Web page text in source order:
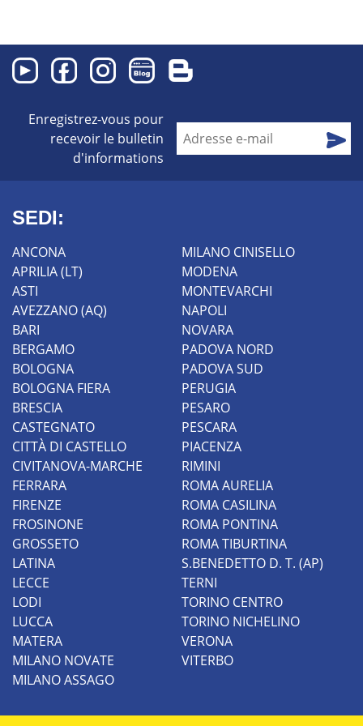
etc. Profitez des réductions sur la location
longue durée, vous pouvez utiliser nos
véhicules à des prix imbattables
Enregistrez-vous pour
recevoir le bulletin
d'informations
SEDI:
ANCONA
APRILIA (LT)
ASTI
AVEZZANO (AQ)
BARI
BERGAMO
BOLOGNA
BOLOGNA FIERA
BRESCIA
CASTEGNATO
CITTÀ DI CASTELLO
CIVITANOVA-MARCHE
FERRARA
FIRENZE
FROSINONE
GROSSETO
LATINA
LECCE
LODI
LUCCA
MATERA
MILANO NOVATE
MILANO ASSAGO
MILANO CINISELLO
MODENA
MONTEVARCHI
NAPOLI
NOVARA
PADOVA NORD
PADOVA SUD
PERUGIA
PESARO
PESCARA
PIACENZA
RIMINI
ROMA AURELIA
ROMA CASILINA
ROMA PONTINA
ROMA TIBURTINA
S.BENEDETTO D. T. (AP)
TERNI
TORINO CENTRO
TORINO NICHELINO
VERONA
VITERBO